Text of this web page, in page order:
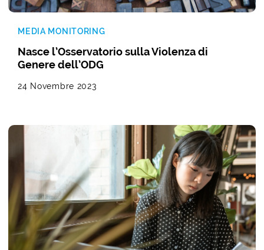
MEDIA MONITORING
Nasce l’Osservatorio sulla Violenza di
Genere dell’ODG
24 Novembre 2023